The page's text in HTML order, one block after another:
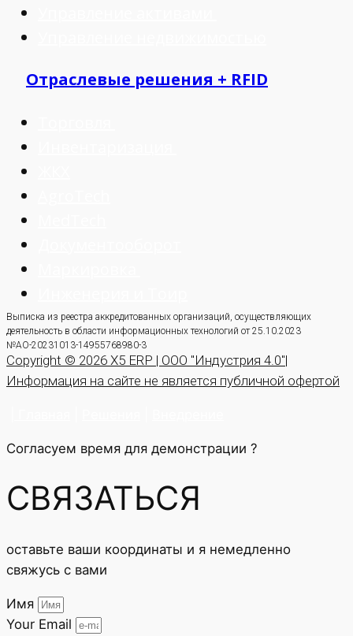
Отраслевые решения + RFID
Выписка из реестра аккредитованных организаций, осуществляющих
деятельность в области информационных технологий от 25.10.2023
№АО-20231013-14955768980-3
Copyright © 2026 X5 ERP | ООО "Индустрия 4.0"|
Информация на сайте не является публичной офертой
Согласуем время для демонстрации ?
СВЯЗАТЬСЯ
оставьте ваши координаты и я немедленно
свяжусь с вами
Имя
Your Email